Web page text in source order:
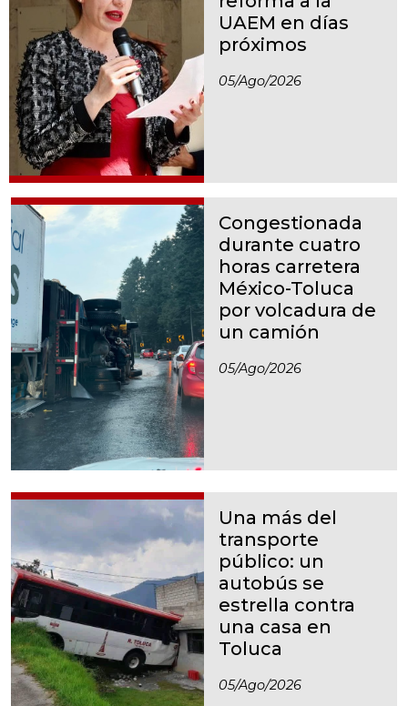
UAEM en días
próximos
05/ago/2026
Congestionada
durante cuatro
horas carretera
México-Toluca
por volcadura de
un camión
05/ago/2026
Una más del
transporte
público: un
autobús se
estrella contra
una casa en
Toluca
05/ago/2026